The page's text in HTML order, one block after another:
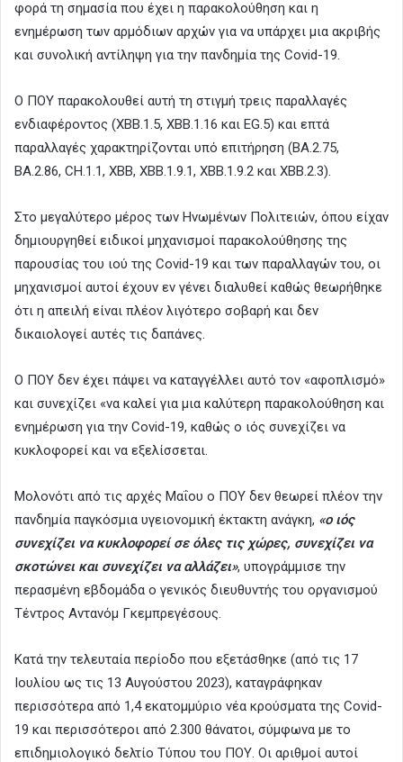
φορά τη σημασία που έχει η παρακολούθηση και η
ενημέρωση των αρμόδιων αρχών για να υπάρχει μια ακριβής
και συνολική αντίληψη για την πανδημία της Covid-19.
Ο ΠΟΥ παρακολουθεί αυτή τη στιγμή τρεις παραλλαγές
ενδιαφέροντος (XBB.1.5, XBB.1.16 και EG.5) και επτά
παραλλαγές χαρακτηρίζονται υπό επιτήρηση (BA.2.75,
BA.2.86, CH.1.1, XBB, XBB.1.9.1, XBB.1.9.2 και XBB.2.3).
Στο μεγαλύτερο μέρος των Ηνωμένων Πολιτειών, όπου είχαν
δημιουργηθεί ειδικοί μηχανισμοί παρακολούθησης της
παρουσίας του ιού της Covid-19 και των παραλλαγών του, οι
μηχανισμοί αυτοί έχουν εν γένει διαλυθεί καθώς θεωρήθηκε
ότι η απειλή είναι πλέον λιγότερο σοβαρή και δεν
δικαιολογεί αυτές τις δαπάνες.
Ο ΠΟΥ δεν έχει πάψει να καταγγέλλει αυτό τον «αφοπλισμό»
και συνεχίζει «να καλεί για μια καλύτερη παρακολούθηση και
ενημέρωση για την Covid-19, καθώς ο ιός συνεχίζει να
κυκλοφορεί και να εξελίσσεται.
Μολονότι από τις αρχές Μαΐου ο ΠΟΥ δεν θεωρεί πλέον την
πανδημία παγκόσμια υγειονομική έκτακτη ανάγκη, «ο ιός
συνεχίζει να κυκλοφορεί σε όλες τις χώρες, συνεχίζει να
σκοτώνει και συνεχίζει να αλλάζει», υπογράμμισε την
περασμένη εβδομάδα ο γενικός διευθυντής του οργανισμού
Τέντρος Αντανόμ Γκεμπρεγέσους.
Κατά την τελευταία περίοδο που εξετάσθηκε (από τις 17
Ιουλίου ως τις 13 Αυγούστου 2023), καταγράφηκαν
περισσότερα από 1,4 εκατομμύριο νέα κρούσματα της Covid-
19 και περισσότεροι από 2.300 θάνατοι, σύμφωνα με το
επιδημιολογικό δελτίο Τύπου του ΠΟΥ. Οι αριθμοί αυτοί